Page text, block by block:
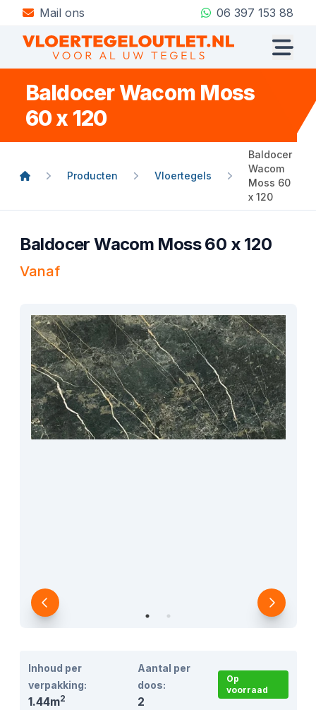
Mail ons 06 397 153 88
Baldocer Wacom Moss
60 x 120
Producten Vloertegels
Baldocer
Wacom
Moss 60
x 120
Baldocer Wacom Moss 60 x 120
Vanaf
Inhoud per
verpakking:
1.44m2
Aantal per
doos:
2
Op
voorraad